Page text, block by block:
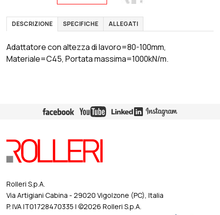
DESCRIZIONE SPECIFICHE ALLEGATI
Adattatore con altezza di lavoro=80-100mm,
Materiale=C45, Portata massima=1000kN/m.
Rolleri S.p.A.
Via Artigiani Cabina - 29020 Vigolzone (PC), Italia
P. IVA IT01728470335 | ©2026 Rolleri S.p.A.